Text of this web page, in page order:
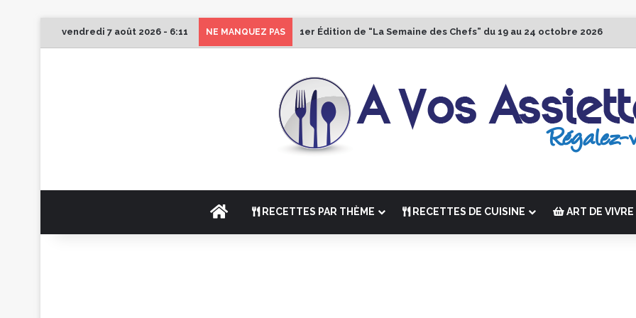
vendredi 7 août 2026 - 6:11 NE MANQUEZ PAS 1er Édition de “La Semaine des Chefs” du 19 au 24 octobre 2026
ACCUEILRECETTES PAR THÈME RECETTES DE CUISINE ART DE VIVRE